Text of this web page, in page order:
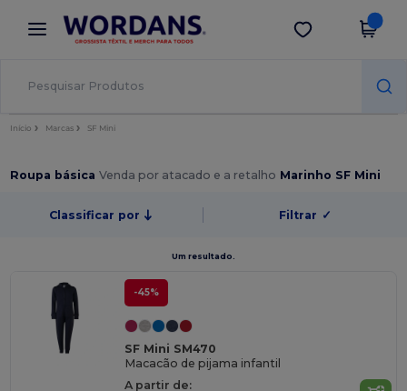
× App Wordans
Melhores preços na app!
Obter app
Início Marcas SF Mini
Roupa básicaVenda por atacado e a retalho Marinho SF Mini
Classificar por Filtrar ✓
Um resultado.
-45%
SF Mini SM470
Macacão de pijama infantil
A partir de: